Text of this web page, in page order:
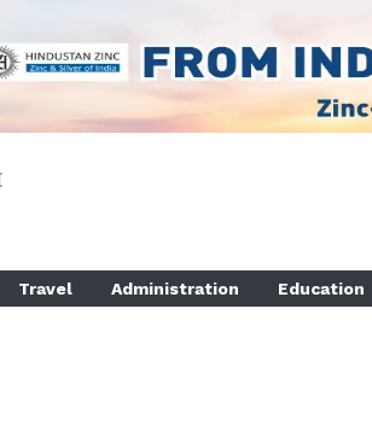
Travel Administration Education